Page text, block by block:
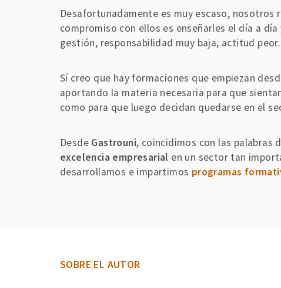
Desafortunadamente es muy escaso,
compromiso con ellos es enseñarles el día a
gestión, responsabilidad muy baja, actitud peor.
Sí creo que hay formaciones que empiezan
aportando la materia necesaria para que
como para que luego decidan quedarse en el
Desde Gastrouni, coincidimos con las palabras
excelencia empresarial en un sector tan
desarrollamos e impartimos programas
SOBRE EL AUTOR